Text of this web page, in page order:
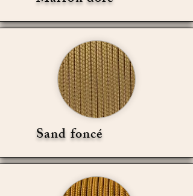
Sand foncé